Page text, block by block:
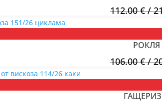
112.00€/
РОКЛЯ
106.00€/